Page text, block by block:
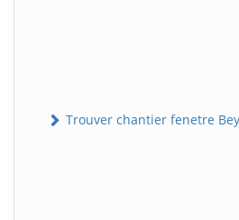
Trouver chantier fenetre Bey